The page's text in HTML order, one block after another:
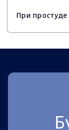
При простуде